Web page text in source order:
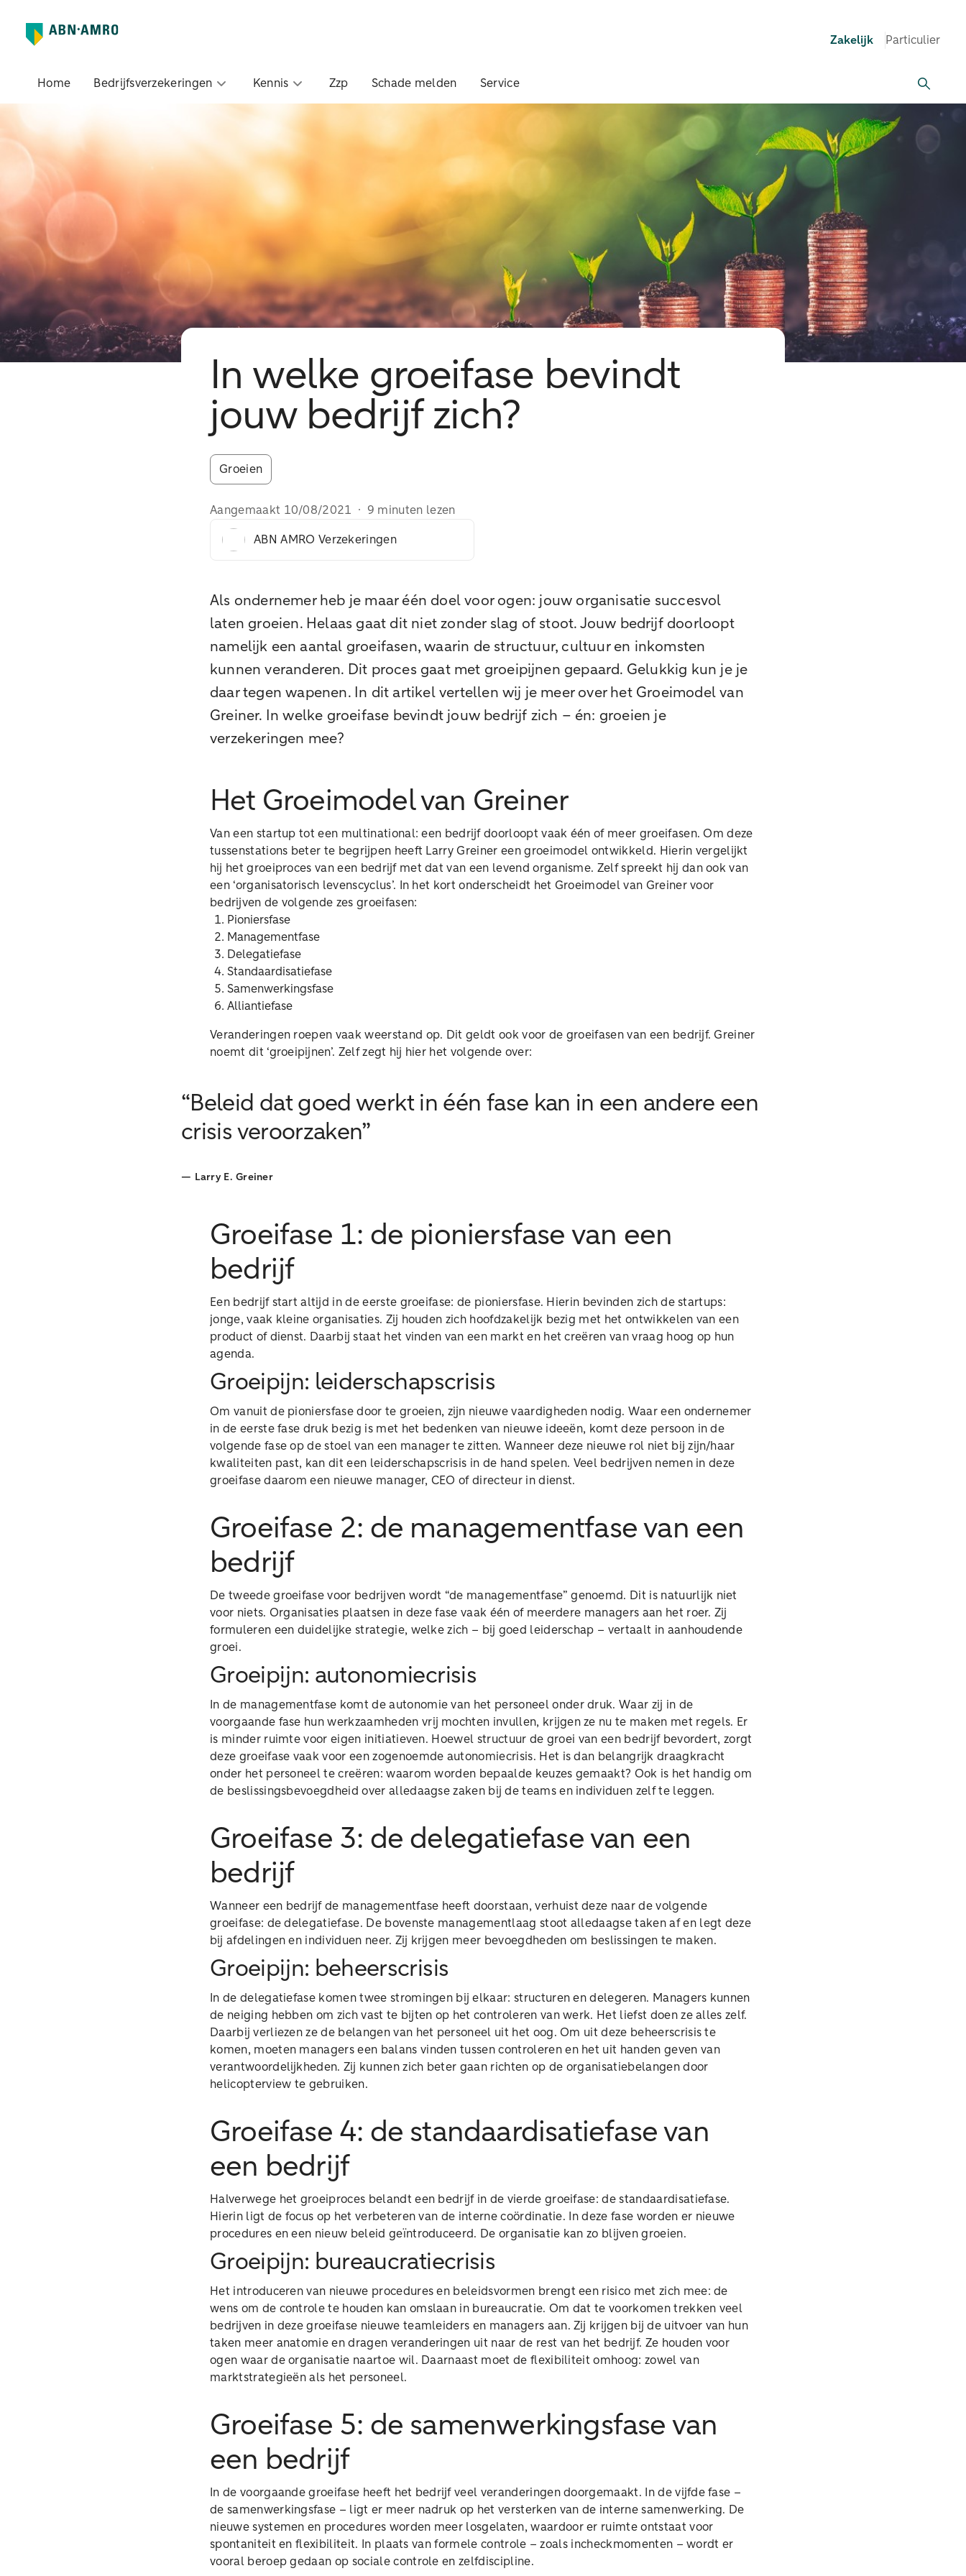
Zakelijk Particulier
Home Bedrijfsverzekeringen Kennis Zzp Schade melden Service
In welke groeifase bevindt
jouw bedrijf zich?
Groeien
Aangemaakt 10/08/2021 · 9 minuten lezen
ABN AMRO Verzekeringen
Als ondernemer heb je maar één doel voor ogen: jouw organisatie succesvol
laten groeien. Helaas gaat dit niet zonder slag of stoot. Jouw bedrijf doorloopt
namelijk een aantal groeifasen, waarin de structuur, cultuur en inkomsten
kunnen veranderen. Dit proces gaat met groeipijnen gepaard. Gelukkig kun je je
daar tegen wapenen. In dit artikel vertellen wij je meer over het Groeimodel van
Greiner. In welke groeifase bevindt jouw bedrijf zich – én: groeien je
verzekeringen mee?
Het Groeimodel van Greiner
Van een startup tot een multinational: een bedrijf doorloopt vaak één of meer groeifasen. Om deze
tussenstations beter te begrijpen heeft Larry Greiner een groeimodel ontwikkeld. Hierin vergelijkt
hij het groeiproces van een bedrijf met dat van een levend organisme. Zelf spreekt hij dan ook van
een ‘organisatorisch levenscyclus’. In het kort onderscheidt het Groeimodel van Greiner voor
bedrijven de volgende zes groeifasen:
Pioniersfase
Managementfase
Delegatiefase
Standaardisatiefase
Samenwerkingsfase
Alliantiefase
Veranderingen roepen vaak weerstand op. Dit geldt ook voor de groeifasen van een bedrijf. Greiner
noemt dit ‘groeipijnen’. Zelf zegt hij hier het volgende over:
“Beleid dat goed werkt in één fase kan in een andere een
crisis veroorzaken”
— Larry E. Greiner
Groeifase 1: de pioniersfase van een
bedrijf
Een bedrijf start altijd in de eerste groeifase: de pioniersfase. Hierin bevinden zich de startups:
jonge, vaak kleine organisaties. Zij houden zich hoofdzakelijk bezig met het ontwikkelen van een
product of dienst. Daarbij staat het vinden van een markt en het creëren van vraag hoog op hun
agenda.
Groeipijn: leiderschapscrisis
Om vanuit de pioniersfase door te groeien, zijn nieuwe vaardigheden nodig. Waar een ondernemer
in de eerste fase druk bezig is met het bedenken van nieuwe ideeën, komt deze persoon in de
volgende fase op de stoel van een manager te zitten. Wanneer deze nieuwe rol niet bij zijn/haar
kwaliteiten past, kan dit een leiderschapscrisis in de hand spelen. Veel bedrijven nemen in deze
groeifase daarom een nieuwe manager, CEO of directeur in dienst.
Groeifase 2: de managementfase van een
bedrijf
De tweede groeifase voor bedrijven wordt “de managementfase” genoemd. Dit is natuurlijk niet
voor niets. Organisaties plaatsen in deze fase vaak één of meerdere managers aan het roer. Zij
formuleren een duidelijke strategie, welke zich – bij goed leiderschap – vertaalt in aanhoudende
groei.
Groeipijn: autonomiecrisis
In de managementfase komt de autonomie van het personeel onder druk. Waar zij in de
voorgaande fase hun werkzaamheden vrij mochten invullen, krijgen ze nu te maken met regels. Er
is minder ruimte voor eigen initiatieven. Hoewel structuur de groei van een bedrijf bevordert, zorgt
deze groeifase vaak voor een zogenoemde autonomiecrisis. Het is dan belangrijk draagkracht
onder het personeel te creëren: waarom worden bepaalde keuzes gemaakt? Ook is het handig om
de beslissingsbevoegdheid over alledaagse zaken bij de teams en individuen zelf te leggen.
Groeifase 3: de delegatiefase van een
bedrijf
Wanneer een bedrijf de managementfase heeft doorstaan, verhuist deze naar de volgende
groeifase: de delegatiefase. De bovenste managementlaag stoot alledaagse taken af en legt deze
bij afdelingen en individuen neer. Zij krijgen meer bevoegdheden om beslissingen te maken.
Groeipijn: beheerscrisis
In de delegatiefase komen twee stromingen bij elkaar: structuren en delegeren. Managers kunnen
de neiging hebben om zich vast te bijten op het controleren van werk. Het liefst doen ze alles zelf.
Daarbij verliezen ze de belangen van het personeel uit het oog. Om uit deze beheerscrisis te
komen, moeten managers een balans vinden tussen controleren en het uit handen geven van
verantwoordelijkheden. Zij kunnen zich beter gaan richten op de organisatiebelangen door
helicopterview te gebruiken.
Groeifase 4: de standaardisatiefase van
een bedrijf
Halverwege het groeiproces belandt een bedrijf in de vierde groeifase: de standaardisatiefase.
Hierin ligt de focus op het verbeteren van de interne coördinatie. In deze fase worden er nieuwe
procedures en een nieuw beleid geïntroduceerd. De organisatie kan zo blijven groeien.
Groeipijn: bureaucratiecrisis
Het introduceren van nieuwe procedures en beleidsvormen brengt een risico met zich mee: de
wens om de controle te houden kan omslaan in bureaucratie. Om dat te voorkomen trekken veel
bedrijven in deze groeifase nieuwe teamleiders en managers aan. Zij krijgen bij de uitvoer van hun
taken meer anatomie en dragen veranderingen uit naar de rest van het bedrijf. Ze houden voor
ogen waar de organisatie naartoe wil. Daarnaast moet de flexibiliteit omhoog: zowel van
marktstrategieën als het personeel.
Groeifase 5: de samenwerkingsfase van
een bedrijf
In de voorgaande groeifase heeft het bedrijf veel veranderingen doorgemaakt. In de vijfde fase –
de samenwerkingsfase – ligt er meer nadruk op het versterken van de interne samenwerking. De
nieuwe systemen en procedures worden meer losgelaten, waardoor er ruimte ontstaat voor
spontaniteit en flexibiliteit. In plaats van formele controle – zoals incheckmomenten – wordt er
vooral beroep gedaan op sociale controle en zelfdiscipline.